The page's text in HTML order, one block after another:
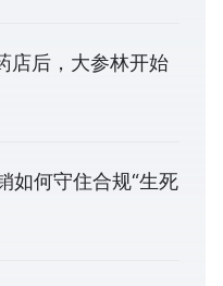
店后，大参林开始
如何守住合规“生死